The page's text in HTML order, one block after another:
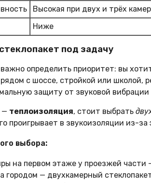
Высокая при двух и трёх
Ниже
под задачу
определить приоритет: вы
с шоссе, стройкой или школой,
защиту от звуковой
— теплоизоляция, стоит выбрать
проигрывает в звукоизоляции из-
выбора:
на первом этаже у проезжей
городом — двухкамерный